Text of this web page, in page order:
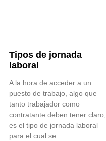
Tipos de jornada
laboral
A la hora de acceder a un
puesto de trabajo, algo que
tanto trabajador como
contratante deben tener claro,
es el tipo de jornada laboral
para el cual se